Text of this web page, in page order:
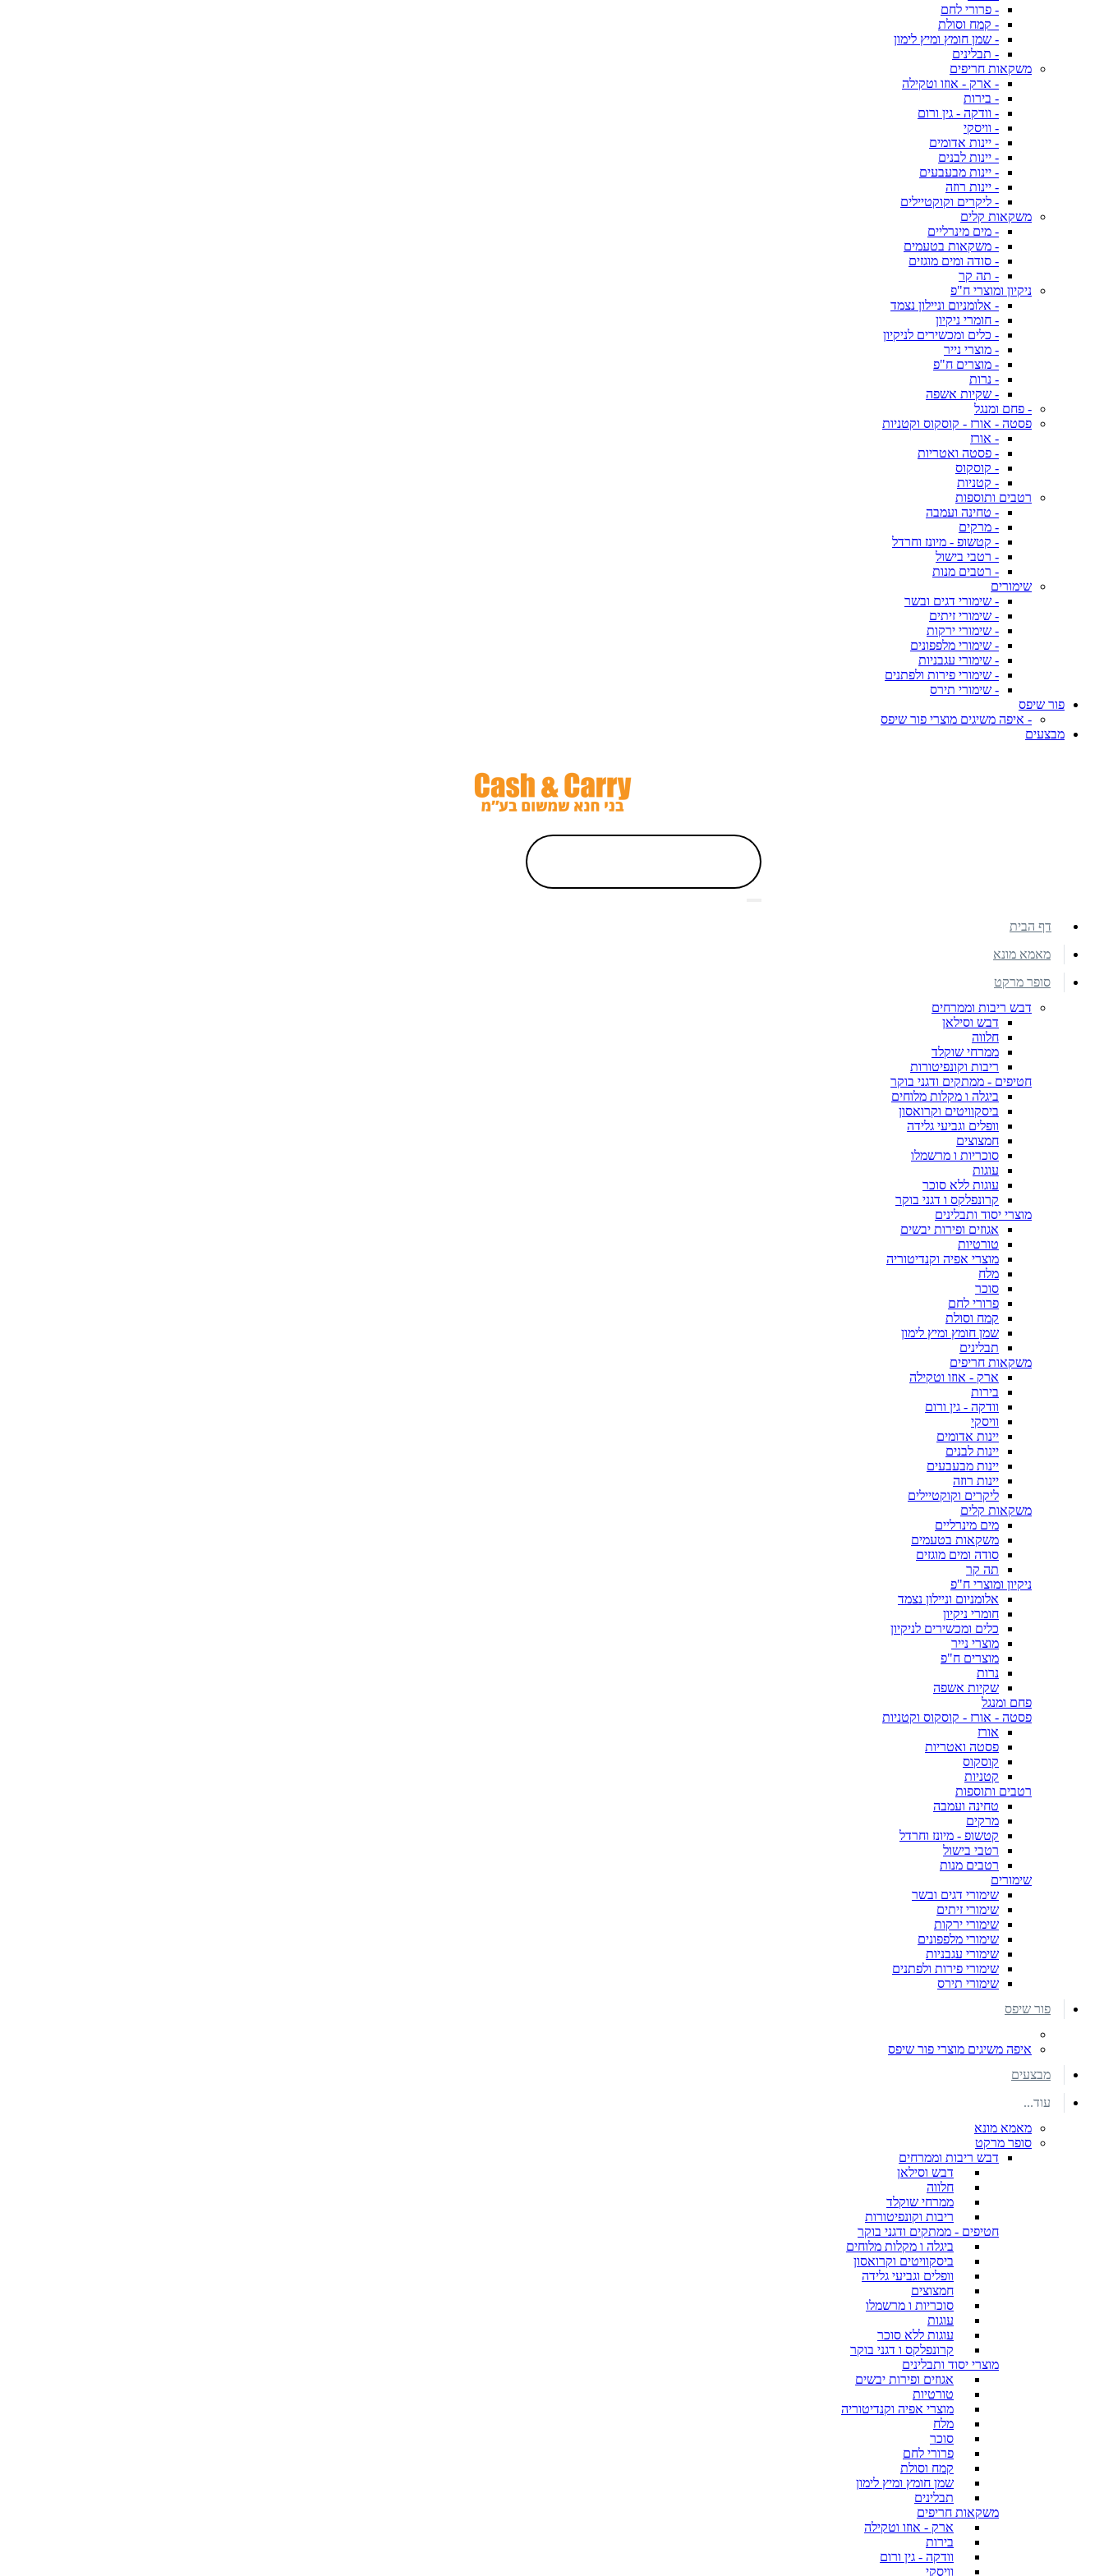
- פרורי לחם
- קמח וסולת
- שמן חומץ ומיץ לימון
- תבלינים
משקאות חריפים
- ארק - אוזו וטקילה
- בירות
- וודקה - גין ורום
- וויסקי
- יינות אדומים
- יינות לבנים
- יינות מבעבעים
- יינות רוזה
- ליקרים וקוקטיילים
משקאות קלים
- מים מינרליים
- משקאות בטעמים
- סודה ומים מוגזים
- תה קר
ניקיון ומוצרי ח"פ
- אלומניום וניילון נצמד
- חומרי ניקיון
- כלים ומכשירים לניקיון
- מוצרי נייר
- מוצרים ח"פ
- נרות
- שקיות אשפה
- פחם ומנגל
פסטה - אורז - קוסקוס וקטניות
- אורז
- פסטה ואטריות
- קוסקוס
- קטניות
רטבים ותוספות
- טחינה ועמבה
- מרקים
- קטשופ - מיונז וחרדל
- רטבי בישול
- רטבים מנות
שימורים
- שימורי דגים ובשר
- שימורי זיתים
- שימורי ירקות
- שימורי מלפפונים
- שימורי עגבניות
- שימורי פירות ולפתנים
- שימורי תירס
פור שיפס
- איפה משיגים מוצרי פור שיפס
מבצעים
דף הבית
מאמא מונא
סופר מרקט
דבש ריבות וממרחים
דבש וסילאן
חלווה
ממרחי שוקלד
ריבות וקונפיטורות
חטיפים - ממתקים ודגני בוקר
ביגלה ו מקלות מלוחים
ביסקוויטים וקרואסון
וופלים וגביעי גלידה
חמצוצים
סוכריות ו מרשמלו
עוגות
עוגות ללא סוכר
קרונפלקס ו דגני בוקר
מוצרי יסוד ותבלינים
אגוזים ופירות יבשים
טורטיות
מוצרי אפיה וקנדיטוריה
מלח
סוכר
פרורי לחם
קמח וסולת
שמן חומץ ומיץ לימון
תבלינים
משקאות חריפים
ארק - אוזו וטקילה
בירות
וודקה - גין ורום
וויסקי
יינות אדומים
יינות לבנים
יינות מבעבעים
יינות רוזה
ליקרים וקוקטיילים
משקאות קלים
מים מינרליים
משקאות בטעמים
סודה ומים מוגזים
תה קר
ניקיון ומוצרי ח"פ
אלומניום וניילון נצמד
חומרי ניקיון
כלים ומכשירים לניקיון
מוצרי נייר
מוצרים ח"פ
נרות
שקיות אשפה
פחם ומנגל
פסטה - אורז - קוסקוס וקטניות
אורז
פסטה ואטריות
קוסקוס
קטניות
רטבים ותוספות
טחינה ועמבה
מרקים
קטשופ - מיונז וחרדל
רטבי בישול
רטבים מנות
שימורים
שימורי דגים ובשר
שימורי זיתים
שימורי ירקות
שימורי מלפפונים
שימורי עגבניות
שימורי פירות ולפתנים
שימורי תירס
פור שיפס
איפה משיגים מוצרי פור שיפס
מבצעים
עוד...
מאמא מונא
סופר מרקט
דבש ריבות וממרחים
דבש וסילאן
חלווה
ממרחי שוקלד
ריבות וקונפיטורות
חטיפים - ממתקים ודגני בוקר
ביגלה ו מקלות מלוחים
ביסקוויטים וקרואסון
וופלים וגביעי גלידה
חמצוצים
סוכריות ו מרשמלו
עוגות
עוגות ללא סוכר
קרונפלקס ו דגני בוקר
מוצרי יסוד ותבלינים
אגוזים ופירות יבשים
טורטיות
מוצרי אפיה וקנדיטוריה
מלח
סוכר
פרורי לחם
קמח וסולת
שמן חומץ ומיץ לימון
תבלינים
משקאות חריפים
ארק - אוזו וטקילה
בירות
וודקה - גין ורום
וויסקי